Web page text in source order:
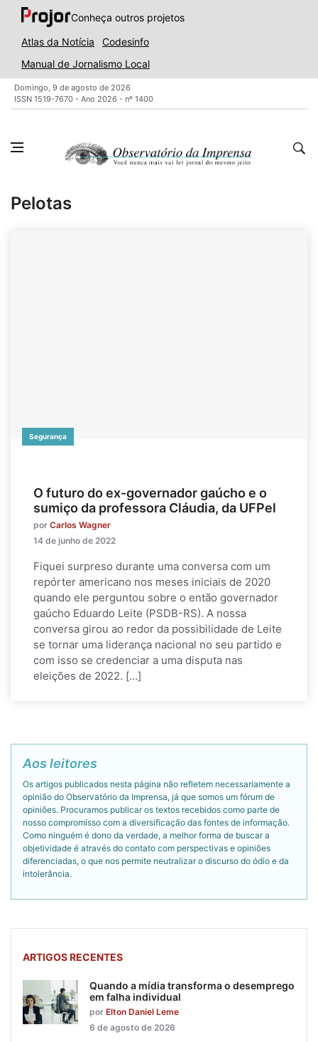
Conheça outros projetos
Atlas da Notícia
Codesinfo
Manual de Jornalismo Local
Domingo, 9 de agosto de 2026
ISSN 1519-7670 - Ano 2026 - nº 1400
Pelotas
Segurança
O futuro do ex-governador gaúcho e o
sumiço da professora Cláudia, da UFPel
por Carlos Wagner
14 de junho de 2022
Fiquei surpreso durante uma conversa com um
repórter americano nos meses iniciais de 2020
quando ele perguntou sobre o então governador
gaúcho Eduardo Leite (PSDB-RS). A nossa
conversa girou ao redor da possibilidade de Leite
se tornar uma liderança nacional no seu partido e
com isso se credenciar a uma disputa nas
eleições de 2022. […]
Aos leitores
Os artigos publicados nesta página não refletem necessariamente a
opinião do Observatório da Imprensa, já que somos um fórum de
opiniões. Procuramos publicar os textos recebidos como parte de
nosso compromisso com a diversificação das fontes de informação.
Como ninguém é dono da verdade, a melhor forma de buscar a
objetividade é através do contato com perspectivas e opiniões
diferenciadas, o que nos permite neutralizar o discurso do ódio e da
intolerância.
ARTIGOS RECENTES
Quando a mídia transforma o desemprego
em falha individual
por Elton Daniel Leme
6 de agosto de 2026